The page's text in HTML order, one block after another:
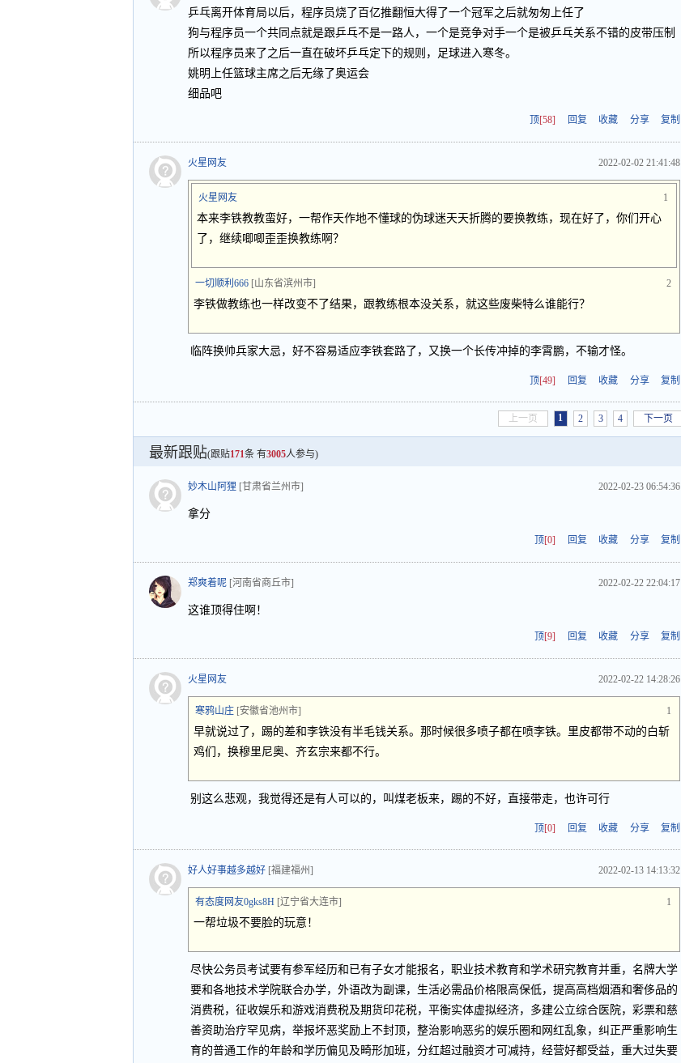
乒乓离开体育局以后，程序员烧了百亿推翻恒大得了一个冠军之后就匆匆上任了
狗与程序员一个共同点就是跟乒乓不是一路人，一个是竞争对手一个是被乒乓关系不错的皮带压制
所以程序员来了之后一直在破坏乒乓定下的规则，足球进入寒冬。
姚明上任篮球主席之后无缘了奥运会
细品吧
顶[58] 回复 收藏 分享 复制
火星网友 2022-02-02 21:41:48
火星网友 1
本来李铁教教蛮好，一帮作天作地不懂球的伪球迷天天折腾的要换教练，现在好了，你们开心
了，继续唧唧歪歪换教练啊？
一切顺利666 [山东省滨州市] 2
李铁做教练也一样改变不了结果，跟教练根本没关系，就这些废柴特么谁能行？
临阵换帅兵家大忌，好不容易适应李铁套路了，又换一个长传冲掉的李霄鹏，不输才怪。
顶[49] 回复 收藏 分享 复制
上一页 1 2 3 4 下一页
最新跟贴(跟贴171条 有3005人参与)
妙木山阿狸 [甘肃省兰州市] 2022-02-23 06:54:36
拿分
顶[0] 回复 收藏 分享 复制
郑爽着呢 [河南省商丘市] 2022-02-22 22:04:17
这谁顶得住啊！
顶[9] 回复 收藏 分享 复制
火星网友 2022-02-22 14:28:26
寒鸦山庄 [安徽省池州市] 1
早就说过了，踢的差和李铁没有半毛钱关系。那时候很多喷子都在喷李铁。里皮都带不动的白斩
鸡们，换穆里尼奥、齐玄宗来都不行。
别这么悲观，我觉得还是有人可以的，叫煤老板来，踢的不好，直接带走，也许可行
顶[0] 回复 收藏 分享 复制
好人好事越多越好 [福建福州] 2022-02-13 14:13:32
有态度网友0gks8H [辽宁省大连市] 1
一帮垃圾不要脸的玩意！
尽快公务员考试要有参军经历和已有子女才能报名，职业技术教育和学术研究教育并重，名牌大学
要和各地技术学院联合办学，外语改为副课，生活必需品价格限高保低，提高高档烟酒和奢侈品的
消费税，征收娱乐和游戏消费税及期货印花税，平衡实体虚拟经济，多建公立综合医院，彩票和慈
善资助治疗罕见病，举报坏恶奖励上不封顶，整治影响恶劣的娱乐圈和网红乱象，纠正严重影响生
育的普通工作的年龄和学历偏见及畸形加班，分红超过融资才可减持，经营好都受益，重大过失要